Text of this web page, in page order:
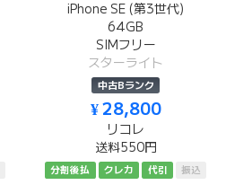
iPhone SE (第3世代)
64GB
SIMフリー
スターライト
中古Bランク
¥ 28,800
リコレ
送料550円
分割後払 クレカ 代引 振込